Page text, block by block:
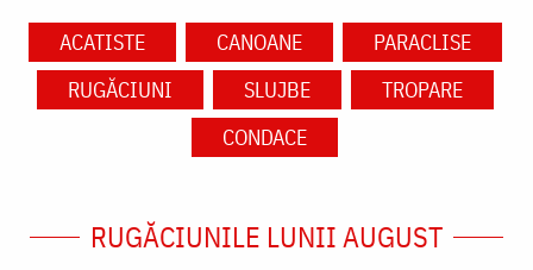
ACATISTE CANOANE
PARACLISE
RUGĂCIUNI
SLUJBE
TROPARE
CONDACE
RUGĂCIUNILE LUNII AUGUST